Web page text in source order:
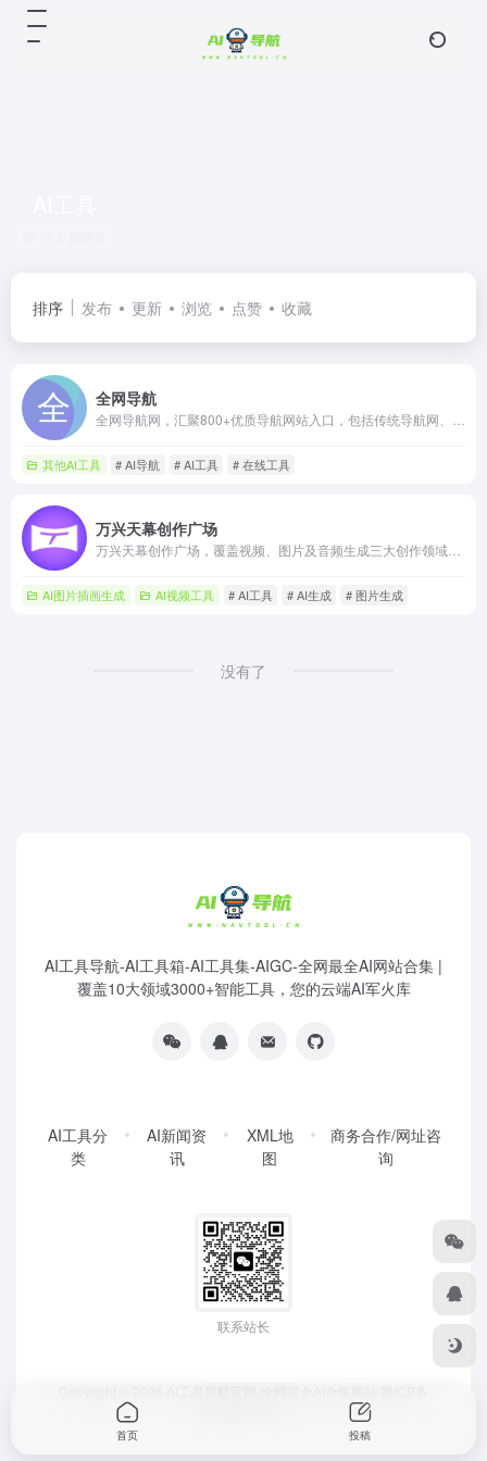
排序 发布 更新 浏览 点赞 收藏
全网导航
其他AI工具 # AI导航 # AI工具 # 在线工具
万兴天幕创作广场
AI图片插画生成 AI视频工具 # AI工具 # AI生成 # 图片生成
没有了
AI工具导航-AI工具箱-AI工具集-AIGC-全网最全AI网站合集 |
覆盖10大领域3000+智能工具，您的云端AI军火库
AI工具分
类
AI新闻资
讯
XML地
图
商务合作/网址咨
询
联系站长
首页 投稿